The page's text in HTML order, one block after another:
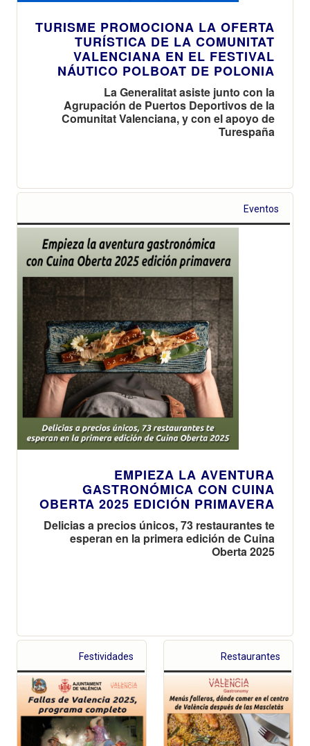
TURISME PROMOCIONA LA OFERTA
TURÍSTICA DE LA COMUNITAT
VALENCIANA EN EL FESTIVAL
NÁUTICO POLBOAT DE POLONIA
La Generalitat asiste junto con la
Agrupación de Puertos Deportivos de la
Comunitat Valenciana, y con el apoyo de
Turespaña
Eventos
EMPIEZA LA AVENTURA
GASTRONÓMICA CON CUINA
OBERTA 2025 EDICIÓN PRIMAVERA
Delicias a precios únicos, 73 restaurantes te
esperan en la primera edición de Cuina
Oberta 2025
Festividades Restaurantes